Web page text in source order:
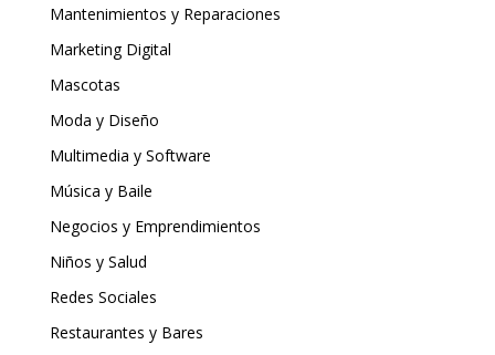
Mantenimientos y Reparaciones
Marketing Digital
Mascotas
Moda y Diseño
Multimedia y Software
Música y Baile
Negocios y Emprendimientos
Niños y Salud
Redes Sociales
Restaurantes y Bares